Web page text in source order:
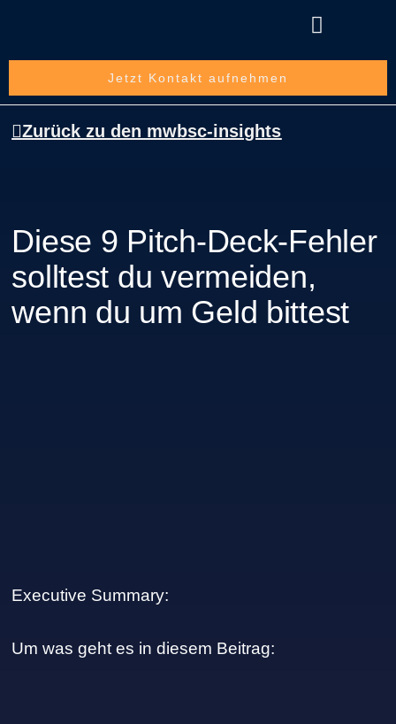
Jetzt Kontakt aufnehmen
Zurück zu den mwbsc-insights
Diese 9 Pitch-Deck-Fehler
solltest du vermeiden,
wenn du um Geld bittest
Executive Summary:
Um was geht es in diesem Beitrag: